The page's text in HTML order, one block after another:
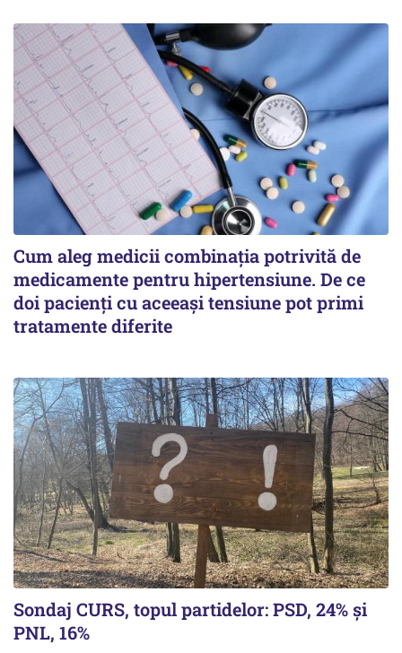
Cum aleg medicii combinația potrivită de
medicamente pentru hipertensiune. De ce
doi pacienți cu aceeași tensiune pot primi
tratamente diferite
Sondaj CURS, topul partidelor: PSD, 24% şi
PNL, 16%